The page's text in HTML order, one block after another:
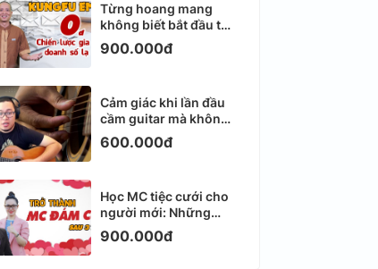
Từng hoang mang
không biết bắt đầu từ
đâu với Email
Marketing
900.000đ
Cảm giác khi lần đầu
cầm guitar mà không
biết bắt đầu từ đâu
600.000đ
Học MC tiệc cưới cho
người mới: Những
ngày đầu thực sự khá
ngợp
900.000đ